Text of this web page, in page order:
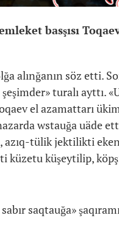
basşısı
alınğanın söz etti.
turalı ayttı.
el azamattarı
wstauğa uäde
azıq-tülik jektilikti
küzetu küşeytilip,
saqtauğa»